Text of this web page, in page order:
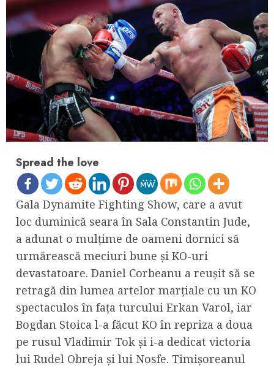
Spread the love
Gala Dynamite Fighting Show, care a avut
loc duminică seara în Sala Constantin Jude,
a adunat o mulțime de oameni dornici să
urmărească meciuri bune și KO-uri
devastatoare. Daniel Corbeanu a reușit să se
retragă din lumea artelor marțiale cu un KO
spectaculos în fața turcului Erkan Varol, iar
Bogdan Stoica l-a făcut KO în repriza a doua
pe rusul Vladimir Tok și i-a dedicat victoria
lui Rudel Obreja și lui Nosfe. Timișoreanul